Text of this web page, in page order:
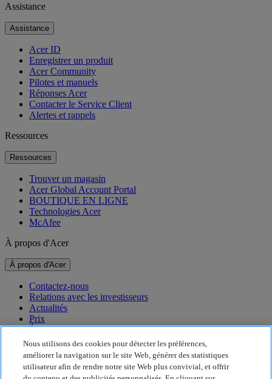
Assistance
Assistance
Acer ID
Enregistrer un produit
Acer Community
Pilotes et manuels
Réponses Acer
Contacter le Service Client
Alertes et rappels
Ressources
Ressources
Trouver un magasin
Acer Global Account Portal
BOUTIQUE EN LIGNE
Technologies Acer
McAfee
À propos d'Acer
À propos d'Acer
Contactez-nous
Relations avec les investisseurs
Actualités
Prix
Événements
Développement durable
Développement durable
Nous utilisons des cookies pour détecter les préférences,
améliorer la navigation sur le site Web, générer des statistiques
utilisateur afin de rendre notre site Web plus convivial, et offrir